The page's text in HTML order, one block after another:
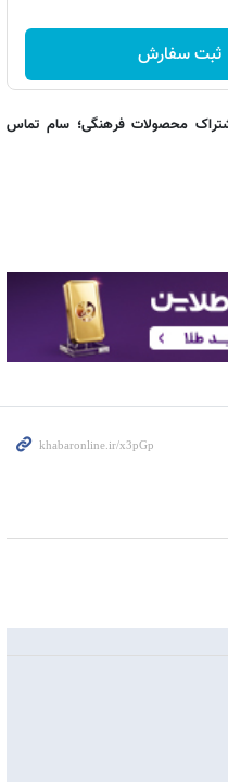
ثبت سفارش
این کتاب‌‌ کافیست با شماره 88453188 سامانه اشتراک محصولات فرهنگی؛ سام تماس